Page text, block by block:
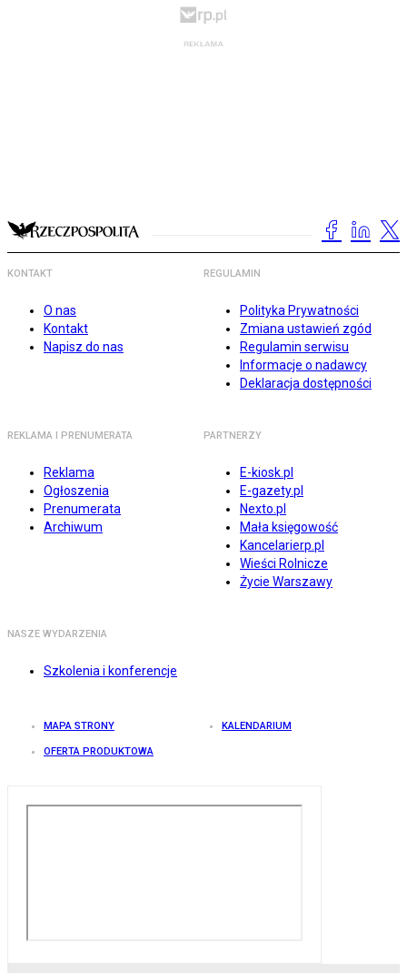
KONTAKT
O nas
Kontakt
Napisz do nas
REGULAMIN
Polityka Prywatności
Zmiana ustawień zgód
Regulamin serwisu
Informacje o nadawcy
Deklaracja dostępności
REKLAMA I PRENUMERATA
Reklama
Ogłoszenia
Prenumerata
Archiwum
PARTNERZY
E-kiosk.pl
E-gazety.pl
Nexto.pl
Mała księgowość
Kancelarierp.pl
Wieści Rolnicze
Życie Warszawy
NASZE WYDARZENIA
Szkolenia i konferencje
MAPA STRONY KALENDARIUM
OFERTA PRODUKTOWA